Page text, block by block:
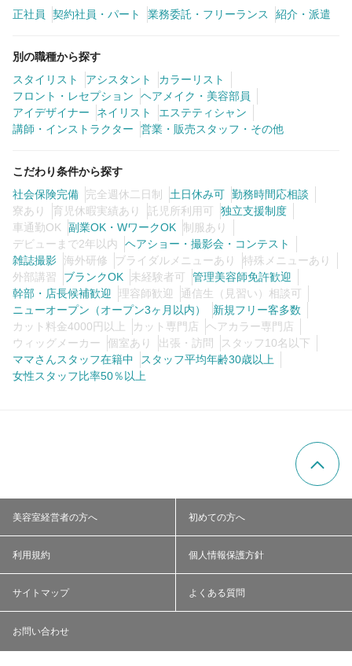
正社員
契約社員・パート 業務委託・フリーランス 紹介・派遣
別の職種から探す
スタイリスト
アシスタント
カラーリスト
フロント・レセプション
ヘアメイク・美容部員
アイデザイナー
ネイリスト
エステティシャン
講師・インストラクター
営業・販売スタッフ・その他
こだわり条件から探す
社会保険完備
完全週休二日制 土日休み可 勤務時間応相談
寮あり
育児休暇実績あり 託児所利用可
独立支援制度
車通勤OK
副業OK・WワークOK 制服あり
デビューまで2年以内
ヘアショー・撮影会・コンテスト
雑誌撮影 海外研修 ブライダルメニューあり
特殊メニューあり
外部講習
ブランクOK 未経験者可
管理美容師免許歓迎
幹部・店長候補歓迎
理容師歓迎
通信生（見習い）相談可
ニューオープン（オープン3ヶ月以内）
新規フリー客多数
カット料金4000円以上
カット専門店
ヘアカラー専門店
ウィッグメーカー
個室あり 出張・訪問
スタッフ10名以下
ママさんスタッフ在籍中
スタッフ平均年齢30歳以上
女性スタッフ比率50％以上
美容室経営者の方へ 初めての方へ
利用規約 個人情報保護方針
サイトマップ よくある質問
お問い合わせ